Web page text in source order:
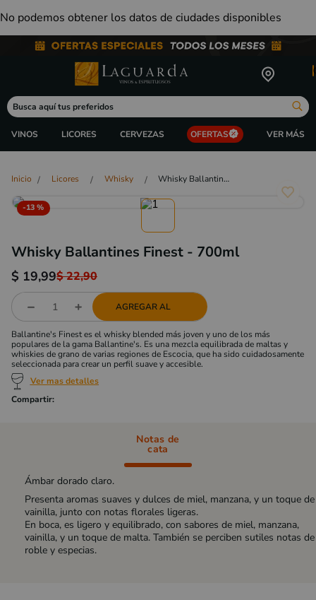
No podemos obtener los datos de ciudades disponibles
Busca aquí tus preferidos
VINOS LICORES CERVEZAS OFERTAS
Licores Whisky Whisky Ballantines Finest - 700ml
-13 %
Whisky Ballantines Finest - 700ml
$22,90
$ 19,99
AGREGAR AL
Ballantine's Finest es el whisky blended más joven y uno de los más
populares de la gama Ballantine's. Es una mezcla equilibrada de maltas y
whiskies de grano de varias regiones de Escocia, que ha sido cuidadosamente
seleccionada para crear un perfil suave y accesible.
Ver mas detalles
Notas de
cata
Ámbar dorado claro.
Presenta aromas suaves y dulces de miel, manzana, y un toque de
vainilla, junto con notas florales ligeras.
En boca, es ligero y equilibrado, con sabores de miel, manzana,
vainilla, y un toque de malta. También se perciben sutiles notas de
roble y especias.